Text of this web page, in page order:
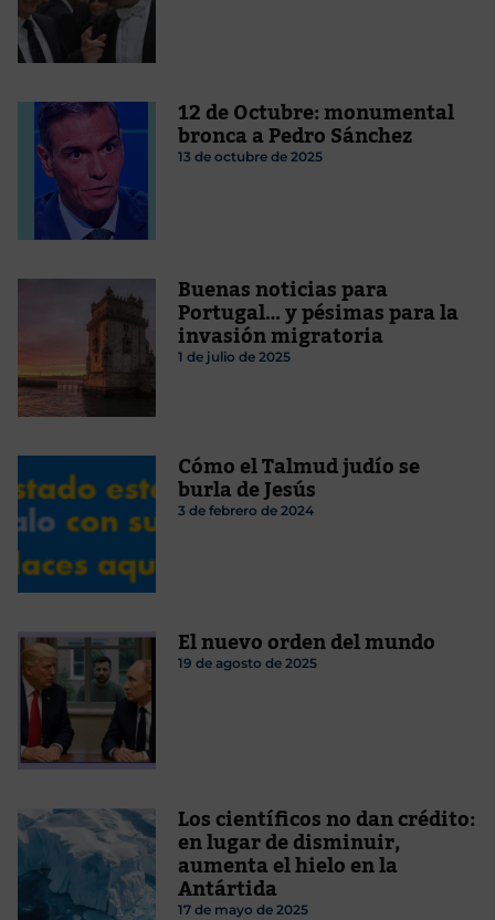
12 de Octubre: monumental
bronca a Pedro Sánchez
13 de octubre de 2025
Buenas noticias para
Portugal… y pésimas para la
invasión migratoria
1 de julio de 2025
Cómo el Talmud judío se
burla de Jesús
3 de febrero de 2024
El nuevo orden del mundo
19 de agosto de 2025
Los científicos no dan crédito:
en lugar de disminuir,
aumenta el hielo en la
Antártida
17 de mayo de 2025